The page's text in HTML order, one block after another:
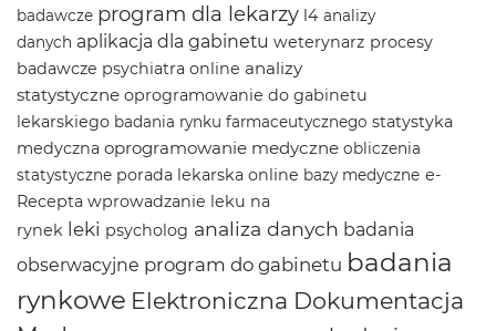
badawcze program dla lekarzy l4 analizy
danych aplikacja dla gabinetu weterynarz procesy
badawcze psychiatra online analizy
statystyczne oprogramowanie do gabinetu
lekarskiego badania rynku farmaceutycznego statystyka
medyczna oprogramowanie medyczne obliczenia
statystyczne porada lekarska online bazy medyczne e-
Recepta wprowadzanie leku na
rynek leki psycholog analiza danych badania
obserwacyjne program do gabinetu badania
rynkowe Elektroniczna Dokumentacja